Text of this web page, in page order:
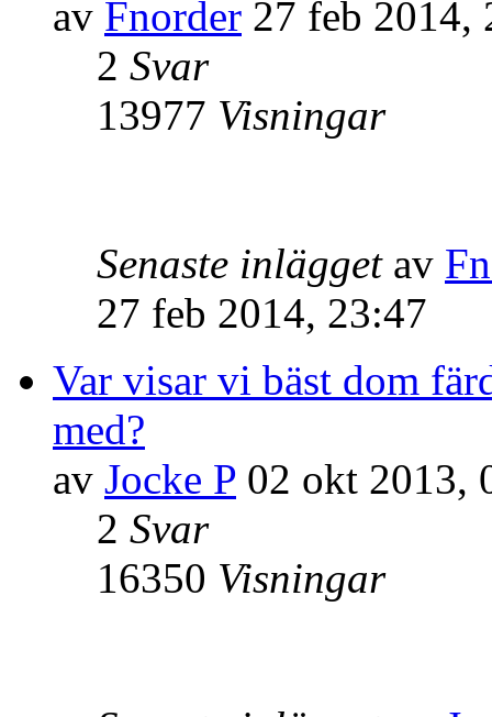
av Fnorder 27 feb 2014,
2 Svar
13977 Visningar
Senaste inlägget av
27 feb 2014, 23:47
Var visar vi bäst dom
med?
av Jocke P 02 okt 2013,
2 Svar
16350 Visningar